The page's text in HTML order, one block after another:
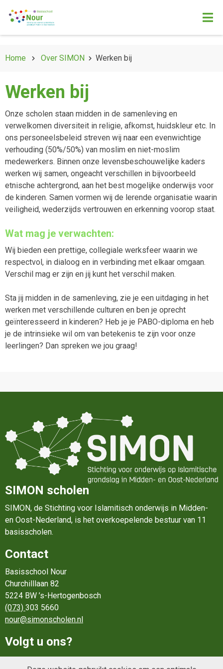
Home Over SIMON Werken bij
Werken bij
Onze scholen staan midden in de samenleving en
verwelkomen diversiteit in religie, afkomst, huidskleur etc. In
ons personeelsbeleid streven wij naar een evenwichtige
verhouding (50%/50%) van moslim en niet-moslim
medewerkers. Binnen onze levensbeschouwelijke kaders
werken wij samen, ongeacht verschillen in bijvoorbeeld
etnische achtergrond, aan het best mogelijke onderwijs voor
de kinderen. Samen vormen wij de lerende organisatie waarin
veiligheid, wederzijds vertrouwen en erkenning voorop staat.
Wat mag je verwachten:
Wij bieden een prettige, collegiale werksfeer waarin we
respectvol, in dialoog en in verbinding met elkaar omgaan.
Verschil mag er zijn en jij kunt het verschil maken.
Sta jij midden in de samenleving, zie je een uitdaging in het
werken met verschillende culturen en ben je oprecht
geïnteresseerd in kinderen? Heb je je PABO-diploma en heb
je de intrinsieke wil om van betekenis te zijn voor onze
leerlingen? Dan spreken we jou graag!
SIMON scholen
SIMON, de Stichting voor Islamitisch onderwijs in Midden-
en Oost-Nederland, is het overkoepelende bestuur van 11
basisscholen.
Contact
Basisschool Nour
Churchilllaan 82
5224 BW ’s-Hertogenbosch
(073) 303 5660
nour@simonscholen.nl
Volgt u ons?